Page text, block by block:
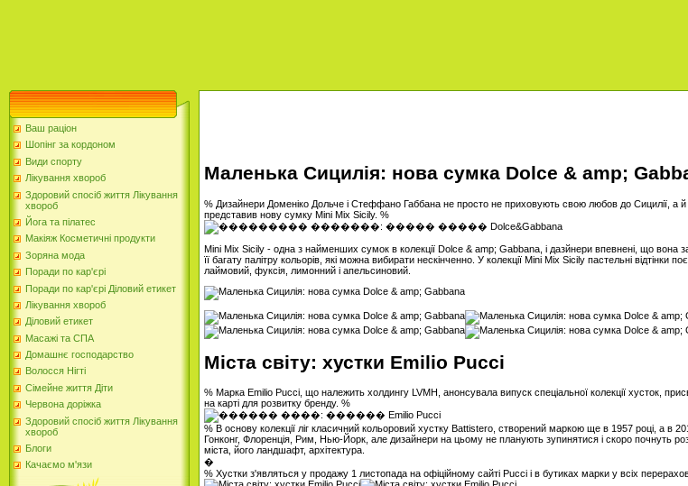
Ваш раціон
Шопінг за кордоном
Види спорту
Лікування хвороб
Здоровий спосіб життя Лікування
хвороб
Йога та пілатес
Макіяж Косметичні продукти
Зоряна мода
Поради по кар'єрі
Поради по кар'єрі Діловий етикет
Лікування хвороб
Діловий етикет
Масажі та СПА
Домашнє господарство
Волосся Нігті
Сімейне життя Діти
Червона доріжка
Здоровий спосіб життя Лікування
хвороб
Блоги
Качаємо м'язи
Маленька Сицилія: нова сумка Dolce & amp;
% Дизайнери Доменіко Дольче і Стеффано Габбана не просто не приховують свою любов до Сицилії, а й
представив нову сумку Mini Miх Sicily. %
Mini Miх Sicily - одна з найменших сумок в колекції Dolce & amp; Gabbana, і дазйнери впевнені, що вона
її багату палітру кольорів, які можна вибирати нескінченно. У колекції Mini Miх Sicily пастельні
лаймовий, фуксія, лимонний і апельсиновий.
Міста світу: хустки Emilio Pucci
% Марка Emilio Pucci, що належить холдингу LVMH, анонсувала випуск спеціальної колекції хусток,
на карті для розвитку бренду. %
% В основу колекції ліг класичний кольоровий хустку Battistero, створений маркою ще в 1957 році, а
Гонконг, Флоренція, Рим, Нью-Йорк, але дизайнери на цьому не планують зупинятися і скоро почнуть
міста, його ландшафт, архітектура.
�
% Хустки з'являться у продажу 1 листопада на офіційному сайті Pucci і в бутиках марки у всіх